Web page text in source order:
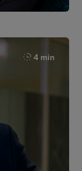
4 min